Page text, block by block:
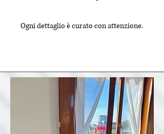
Ogni dettaglio è curato con attenzione.